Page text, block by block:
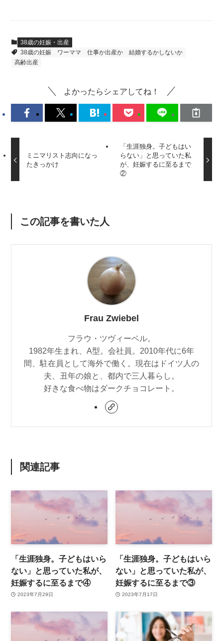
38歳の妊娠・出産
38歳の妊娠
ワーママ 仕事か出産か
結婚するかしないか
高齢出産
よかったらシェアしてね！
ミニマリスト志向になっ
たきっかけ
「生涯独身。子どもはい
らない」と思っていた私
が、妊娠するに至るまで
②
この記事を書いた人
Frau Zwiebel
フラウ・ツヴィーベル。
1982年生まれ、A型。会社員。2010年代に6年
間、駐在員として海外で働く。現在はドイツ人の
夫、丑年の娘と、都内で三人暮らし。
好きな食べ物はダークチョコレート。
関連記事
「生涯独身。子どもはいら
ない」と思っていた私が、
妊娠するに至るまで④
2023年7月29日
「生涯独身。子どもはいら
ない」と思っていた私が、
妊娠するに至るまで③
2023年7月17日